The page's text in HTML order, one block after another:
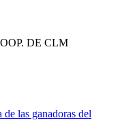
DE CLM
las ganadoras del